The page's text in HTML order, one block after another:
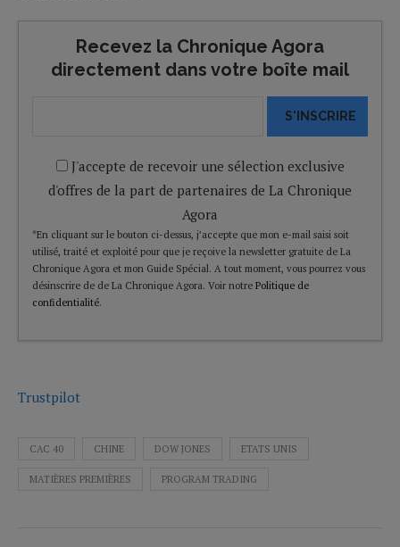
Recevez la Chronique Agora
directement dans votre boîte mail
S'INSCRIRE
J'accepte de recevoir une sélection exclusive
d'offres de la part de partenaires de La Chronique
Agora
*En cliquant sur le bouton ci-dessus, j’accepte que mon e-mail saisi soit
utilisé, traité et exploité pour que je reçoive la newsletter gratuite de La
Chronique Agora et mon Guide Spécial. A tout moment, vous pourrez vous
désinscrire de de La Chronique Agora. Voir notre Politique de
confidentialité.
Trustpilot
CAC 40 CHINE DOW JONES ETATS UNIS
MATIÈRES PREMIÈRES PROGRAM TRADING